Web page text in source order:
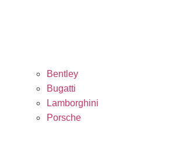
Bentley
Bugatti
Lamborghini
Porsche